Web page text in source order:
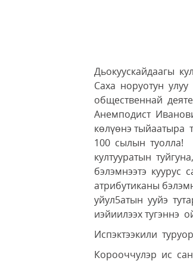
Дьокуускайдаагы
Саха норуотун улуу
общественнай
Анемподист
көлүөнэ
100 сылын туолла!
култууратын
бэлэмнээтэ куурус
атрибутиканы
уйул5атын ууйэ
иэйиилээх тугэннэ
Испэктээкили
Корооччулэр ис